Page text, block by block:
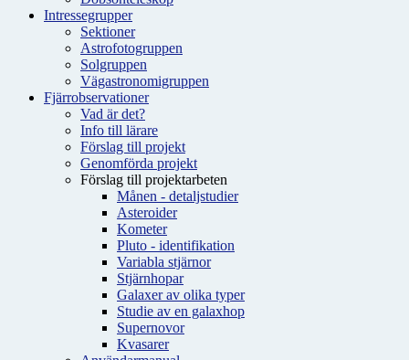
Intressegrupper
Sektioner
Astrofotogruppen
Solgruppen
Vägastronomigruppen
Fjärrobservationer
Vad är det?
Info till lärare
Förslag till projekt
Genomförda projekt
Förslag till projektarbeten
Månen - detaljstudier
Asteroider
Kometer
Pluto - identifikation
Variabla stjärnor
Stjärnhopar
Galaxer av olika typer
Studie av en galaxhop
Supernovor
Kvasarer